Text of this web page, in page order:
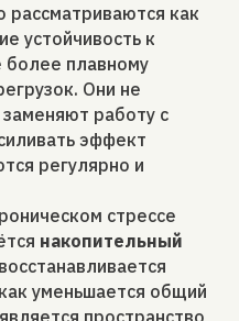
рассматриваются как
устойчивость к
более плавному
Они не
работу с
эффект
регулярно и
стрессе
накопительный
уменьшается общий
пространство